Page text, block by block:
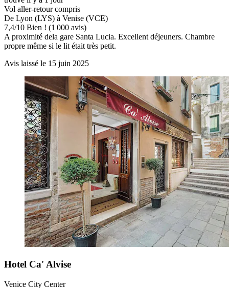
Vol aller-retour compris
De Lyon (LYS) à Venise (VCE)
7,4/10 Bien ! (1 000 avis)
A proximité dela gare Santa Lucia. Excellent déjeuners. Chambre
propre même si le lit était très petit.
Avis laissé le 15 juin 2025
Hotel Ca' Alvise
Venice City Center